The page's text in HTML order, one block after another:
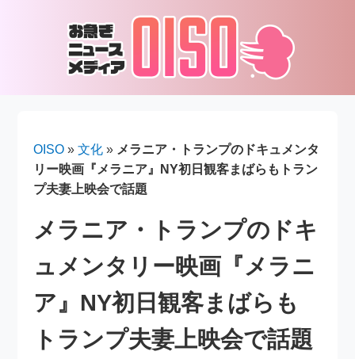
OISO »文化 » メラニア・トランプのドキュメンタ
リー映画『メラニア』NY初日観客まばらもトラン
プ夫妻上映会で話題
メラニア・トランプのドキ
ュメンタリー映画『メラニ
ア』NY初日観客まばらも
トランプ夫妻上映会で話題